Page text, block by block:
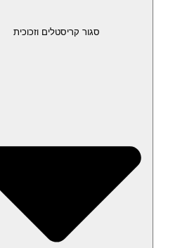
סגור קריסטלים וזכוכית